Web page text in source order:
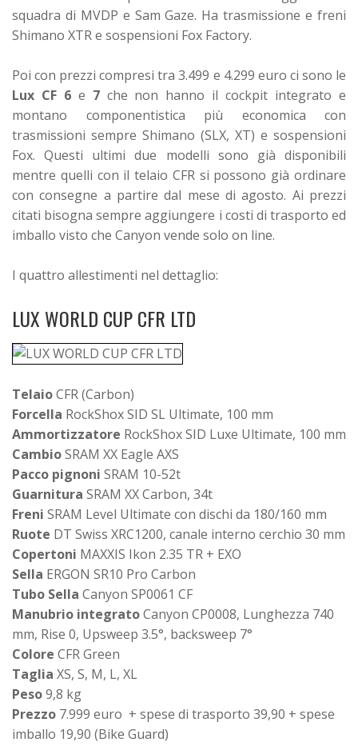
squadra di MVDP e Sam Gaze. Ha trasmissione e freni
Shimano XTR e sospensioni Fox Factory.
Poi con prezzi compresi tra 3.499 e 4.299 euro ci sono le
Lux CF 6e 7che non hanno il cockpit integrato e
montano componentistica più economica con
trasmissioni sempre Shimano (SLX, XT) e sospensioni
Fox.Questi ultimi due modelli sono già disponibili
mentre quelli con il telaio CFR si possono già ordinare
con consegne a partire dal mese di agosto. Ai prezzi
citati bisogna sempre aggiungere i costi di trasporto ed
imballo visto che Canyon vende solo on line.
I quattro allestimenti nel dettaglio:
LUX WORLD CUP CFR LTD
TelaioCFR (Carbon)
Forcella RockShox SID SL Ultimate, 100 mm
Ammortizzatore RockShox SID Luxe Ultimate, 100 mm
CambioSRAM XX Eagle AXS
Pacco pignoni SRAM 10-52t
Guarnitura SRAM XX Carbon, 34t
Freni SRAM Level Ultimate con dischi da 180/160 mm
Ruote DT Swiss XRC1200, canale interno cerchio 30 mm
Copertoni MAXXIS Ikon 2.35 TR + EXO
Sella ERGON SR10 Pro Carbon
Tubo Sella Canyon SP0061 CF
Manubrio integratoCanyon CP0008, Lunghezza 740
mm, Rise 0, Upsweep 3.5°, backsweep 7°
Colore CFR Green
Taglia XS, S, M, L, XL
Peso9,8 kg
Prezzo 7.999 euro + spese di trasporto 39,90 + spese
imballo 19,90 (Bike Guard)